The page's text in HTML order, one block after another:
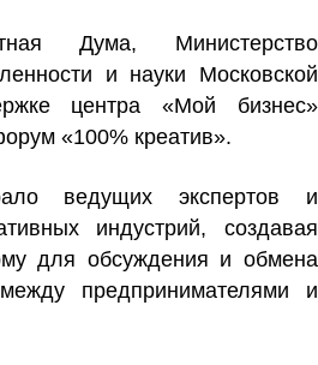
Дума, Министерство
и науки Московской
центра «Мой бизнес»
«100% креатив».
ведущих экспертов и
индустрий, создавая
для обсуждения и обмена
предпринимателями и